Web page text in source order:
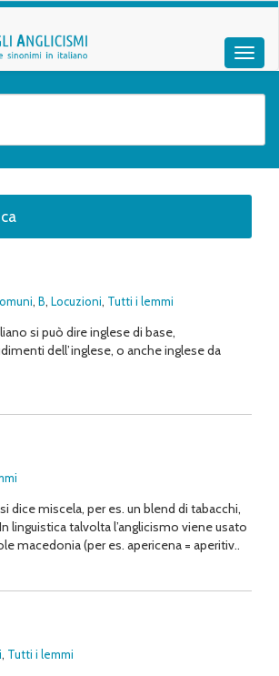
, B, Locuzioni, Tutti i lemmi
si può dire inglese di base,
dell’inglese, o anche inglese da
dice miscela, per es. un blend di tabacchi,
linguistica talvolta l’anglicismo viene usato
macedonia (per es. apericena = aperitiv..
, Tutti i lemmi